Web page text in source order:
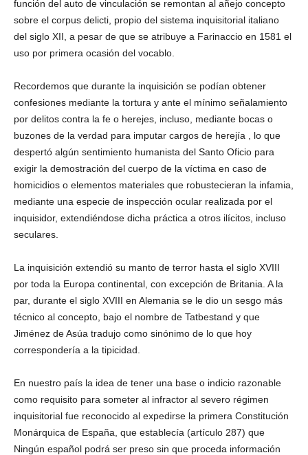
función del auto de vinculación se remontan al añejo concepto
sobre el corpus delicti, propio del sistema inquisitorial italiano
del siglo XII, a pesar de que se atribuye a Farinaccio en 1581 el
uso por primera ocasión del vocablo.
Recordemos que durante la inquisición se podían obtener
confesiones mediante la tortura y ante el mínimo señalamiento
por delitos contra la fe o herejes, incluso, mediante bocas o
buzones de la verdad para imputar cargos de herejía , lo que
despertó algún sentimiento humanista del Santo Oficio para
exigir la demostración del cuerpo de la víctima en caso de
homicidios o elementos materiales que robustecieran la infamia,
mediante una especie de inspección ocular realizada por el
inquisidor, extendiéndose dicha práctica a otros ilícitos, incluso
seculares.
La inquisición extendió su manto de terror hasta el siglo XVIII
por toda la Europa continental, con excepción de Britania. A la
par, durante el siglo XVIII en Alemania se le dio un sesgo más
técnico al concepto, bajo el nombre de Tatbestand y que
Jiménez de Asúa tradujo como sinónimo de lo que hoy
correspondería a la tipicidad.
En nuestro país la idea de tener una base o indicio razonable
como requisito para someter al infractor al severo régimen
inquisitorial fue reconocido al expedirse la primera Constitución
Monárquica de España, que establecía (artículo 287) que
Ningún español podrá ser preso sin que proceda información